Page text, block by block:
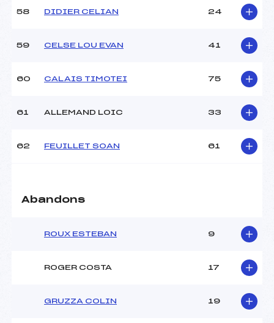
58 DIDIER CELIAN 24
59 CELSE LOU EVAN 41
60 CALAIS TIMOTEI 75
61 ALLEMAND LOIC 33
62 FEUILLET SOAN 61
Abandons
ROUX ESTEBAN 9
ROGER COSTA 17
GRUZZA COLIN 19